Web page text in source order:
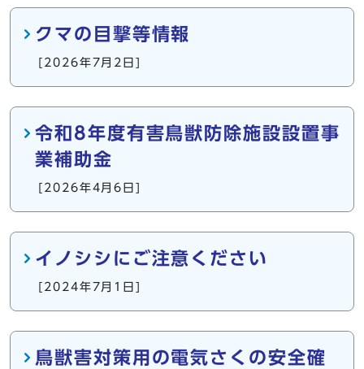
クマの目撃等情報
[2026年7月2日]
令和8年度有害鳥獣防除施設設置事
業補助金
[2026年4月6日]
イノシシにご注意ください
[2024年7月1日]
鳥獣害対策用の電気さくの安全確